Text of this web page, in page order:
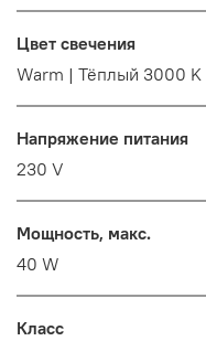
Цвет свечения
Warm | Тёплый 3000 K
Напряжение питания
230 V
Мощность, макс.
40 W
Класс